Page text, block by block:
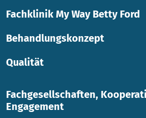
Fachklinik My Way Betty Ford
Behandlungskonzept
Qualität
Fachgesellschaften,
Engagement